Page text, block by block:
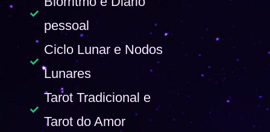
pessoal
Ciclo Lunar e Nodos
Lunares
Tarot Tradicional e
Tarot do Amor